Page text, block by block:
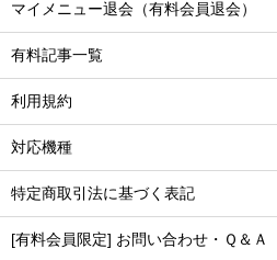
マイメニュー退会（有料会員退会）
有料記事一覧
利用規約
対応機種
特定商取引法に基づく表記
[有料会員限定] お問い合わせ・Ｑ＆Ａ